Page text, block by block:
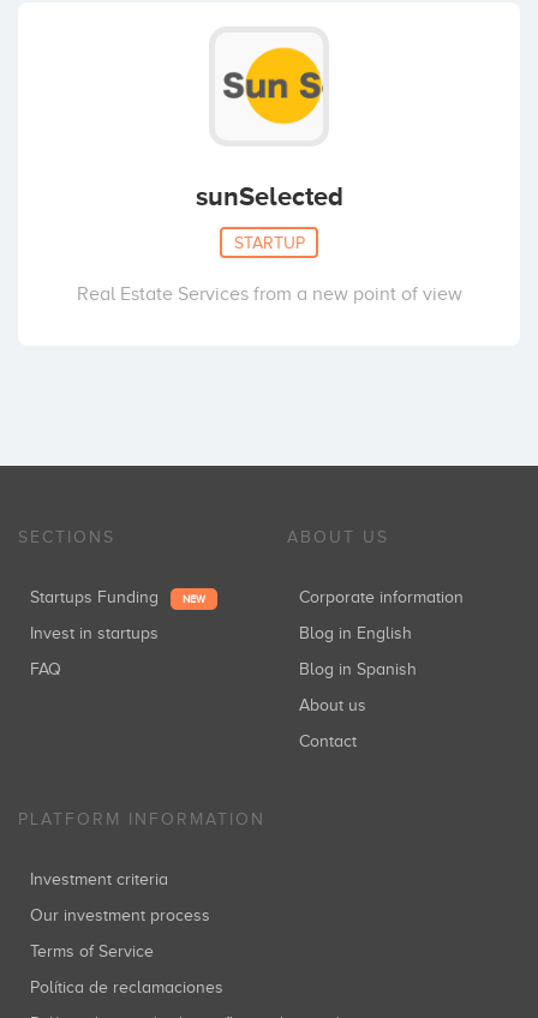
sunSelected
STARTUP
Real Estate Services from a new point of view
SECTIONS
Startups Funding NEW
Invest in startups
FAQ
ABOUT US
Corporate information
Blog in English
Blog in Spanish
About us
Contact
PLATFORM INFORMATION
Investment criteria
Our investment process
Terms of Service
Política de reclamaciones